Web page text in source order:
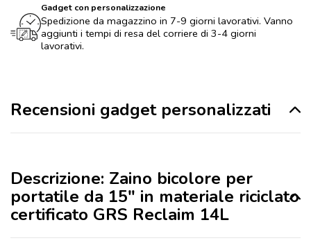
Gadget con personalizzazione
Spedizione da magazzino in 7-9 giorni lavorativi. Vanno
aggiunti i tempi di resa del corriere di 3-4 giorni
lavorativi.
Recensioni gadget personalizzati
Descrizione: Zaino bicolore per
portatile da 15″ in materiale riciclato
certificato GRS Reclaim 14L